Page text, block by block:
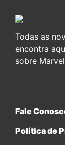
Todas as
encontra
sobre
Fale
Política de